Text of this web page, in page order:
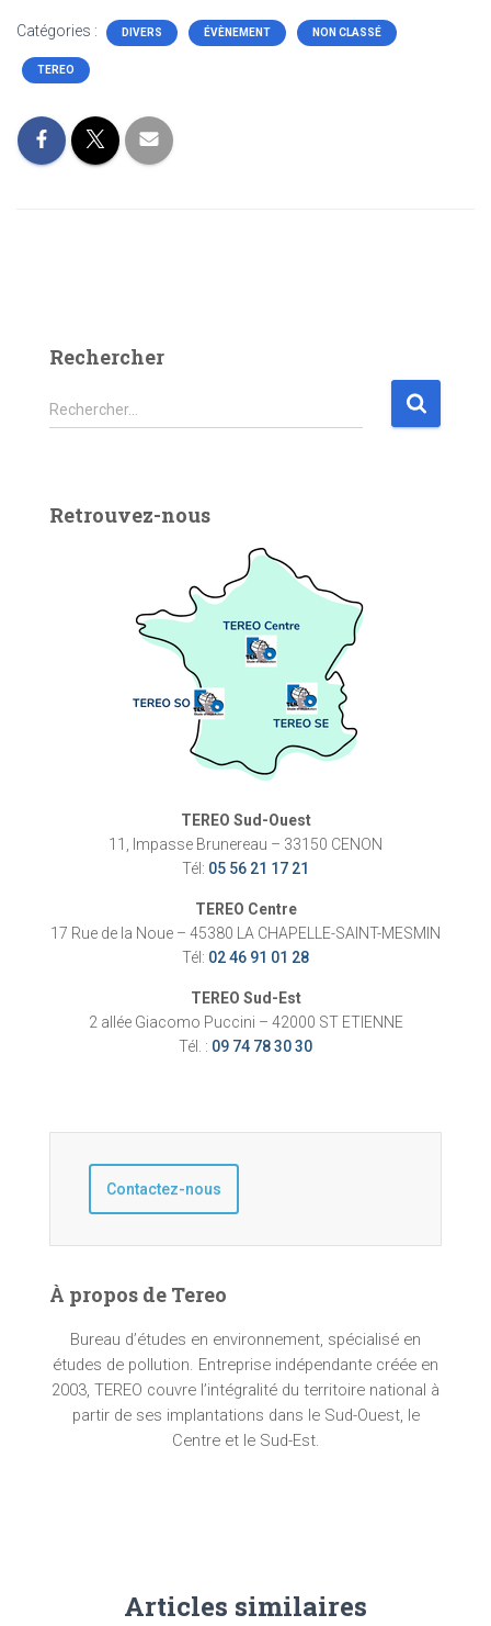
Catégories : DIVERS ÉVÈNEMENT NON CLASSÉ
TEREO
Rechercher
Rechercher…
Retrouvez-nous
TEREO Sud-Ouest
11, Impasse Brunereau – 33150 CENON
Tél: 05 56 21 17 21
TEREO Centre
17 Rue de la Noue – 45380 LA CHAPELLE-SAINT-MESMIN
Tél: 02 46 91 01 28
TEREO Sud-Est
2 allée Giacomo Puccini – 42000 ST ETIENNE
Tél. : 09 74 78 30 30
Contactez-nous
À propos de Tereo
Bureau d’études en environnement, spécialisé en
études de pollution. Entreprise indépendante créée en
2003, TEREO couvre l’intégralité du territoire national à
partir de ses implantations dans le Sud-Ouest, le
Centre et le Sud-Est.
Articles similaires